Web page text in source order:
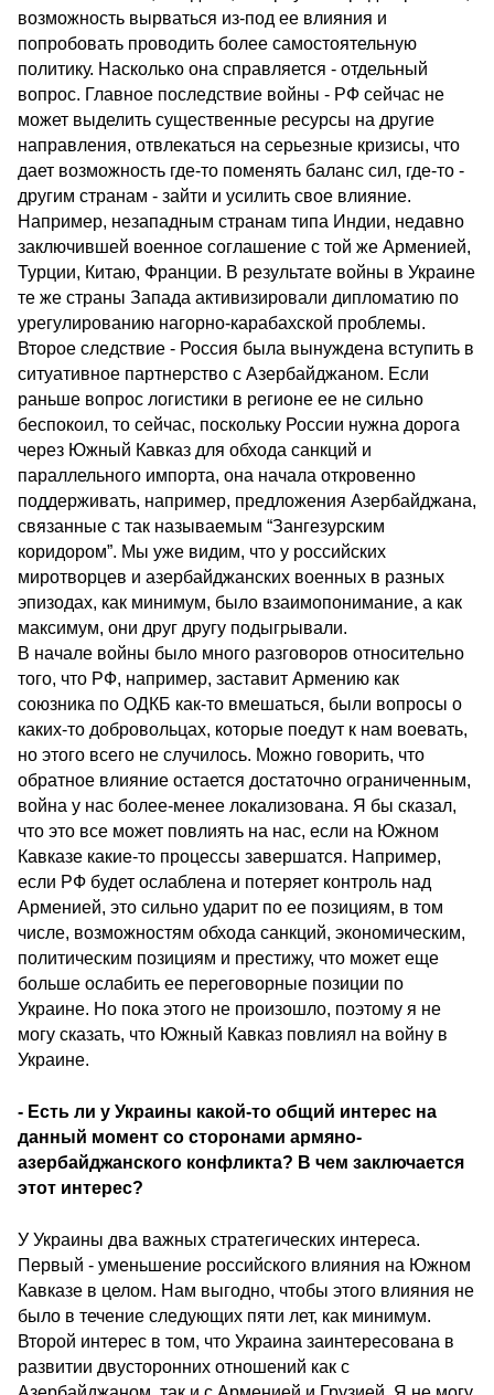
возможность вырваться из-под ее влияния и
попробовать проводить более самостоятельную
политику. Насколько она справляется - отдельный
вопрос. Главное последствие войны - РФ сейчас не
может выделить существенные ресурсы на другие
направления, отвлекаться на серьезные кризисы, что
дает возможность где-то поменять баланс сил, где-то -
другим странам - зайти и усилить свое влияние.
Например, незападным странам типа Индии, недавно
заключившей военное соглашение с той же Арменией,
Турции, Китаю, Франции. В результате войны в Украине
те же страны Запада активизировали дипломатию по
урегулированию нагорно-карабахской проблемы.
Второе следствие - Россия была вынуждена вступить в
ситуативное партнерство с Азербайджаном. Если
раньше вопрос логистики в регионе ее не сильно
беспокоил, то сейчас, поскольку России нужна дорога
через Южный Кавказ для обхода санкций и
параллельного импорта, она начала откровенно
поддерживать, например, предложения Азербайджана,
связанные с так называемым “Зангезурским
коридором”. Мы уже видим, что у российских
миротворцев и азербайджанских военных в разных
эпизодах, как минимум, было взаимопонимание, а как
максимум, они друг другу подыгрывали.
В начале войны было много разговоров относительно
того, что РФ, например, заставит Армению как
союзника по ОДКБ как-то вмешаться, были вопросы о
каких-то добровольцах, которые поедут к нам воевать,
но этого всего не случилось. Можно говорить, что
обратное влияние остается достаточно ограниченным,
война у нас более-менее локализована. Я бы сказал,
что это все может повлиять на нас, если на Южном
Кавказе какие-то процессы завершатся. Например,
если РФ будет ослаблена и потеряет контроль над
Арменией, это сильно ударит по ее позициям, в том
числе, возможностям обхода санкций, экономическим,
политическим позициям и престижу, что может еще
больше ослабить ее переговорные позиции по
Украине. Но пока этого не произошло, поэтому я не
могу сказать, что Южный Кавказ повлиял на войну в
Украине.
- Есть ли у Украины какой-то общий интерес на
данный момент со сторонами армяно-
азербайджанского конфликта? В чем заключается
этот интерес?
У Украины два важных стратегических интереса.
Первый - уменьшение российского влияния на Южном
Кавказе в целом. Нам выгодно, чтобы этого влияния не
было в течение следующих пяти лет, как минимум.
Второй интерес в том, что Украина заинтересована в
развитии двусторонних отношений как с